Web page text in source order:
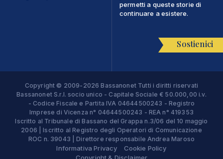
permetti a queste storie di
continuare a esistere.
Sostienici
Copyright © 2009-2026 Bassanonet Tutti i diritti riservati
Bassanonet S.r.l. socio unico - Capitale Sociale € 50.000,00 i.v.
- Codice Fiscale e Partita IVA 04644500243 - Registro
Imprese di Vicenza n° 04644500243 - REA n° 419353
Iscritto al Tribunale di Bassano del Grappa n.3/06 del 10 maggio
2006 | Iscritto al Registro degli Operatori di Comunicazione
ROC n. 39043 | Direttore responsabile Andrea Maroso
Informativa Privacy
Cookie Policy